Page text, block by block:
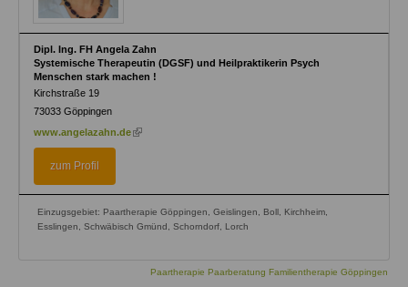
Dipl. Ing. FH Angela Zahn
Systemische Therapeutin (DGSF) und Heilpraktikerin Psych
Menschen stark machen !
Kirchstraße 19
73033 Göppingen
www.angelazahn.de (link
zum Profil
Einzugsgebiet: Paartherapie Göppingen, Geislingen, Boll, Kirchheim,
Esslingen, Schwäbisch Gmünd, Schorndorf, Lorch
Paartherapie Paarberatung Familientherapie Göppingen